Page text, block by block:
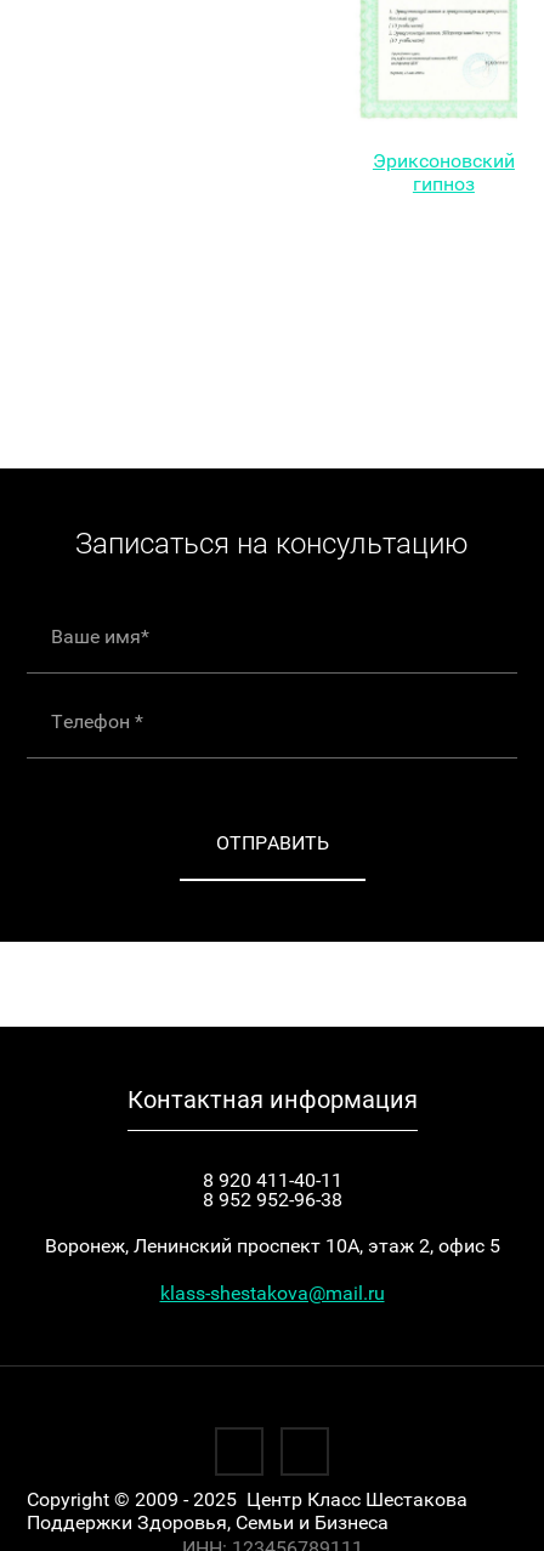
Эриксоновский
гипноз
Записаться на консультацию
ОТПРАВИТЬ
Контактная информация
8 920 411-40-11
8 952 952-96-38
Воронеж, Ленинский проспект 10А, этаж 2, офис 5
klass-shestakova@mail.ru
Copyright © 2009 - 2025 Центр Класс Шестакова
Поддержки Здоровья, Семьи и Бизнеса